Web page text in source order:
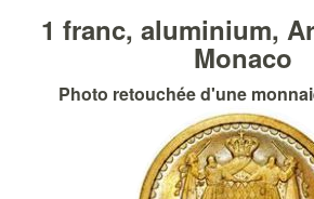
1 franc, aluminium,
Monaco
Photo retouchée d'une